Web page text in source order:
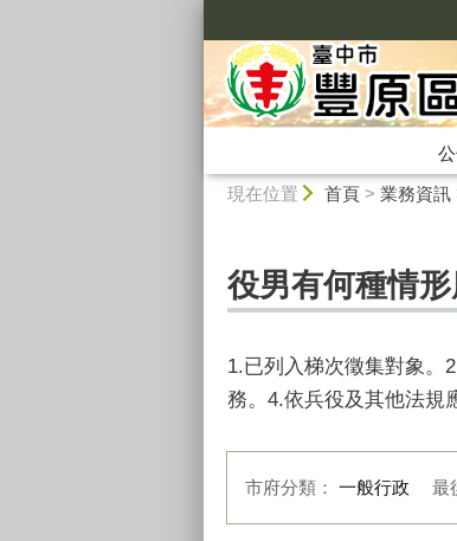
現在位置 首頁> 業務資訊
役男有何種情
1.已列入梯次徵集對象。
務。4.依兵役及其他法規
市府分類： 一般行政 最